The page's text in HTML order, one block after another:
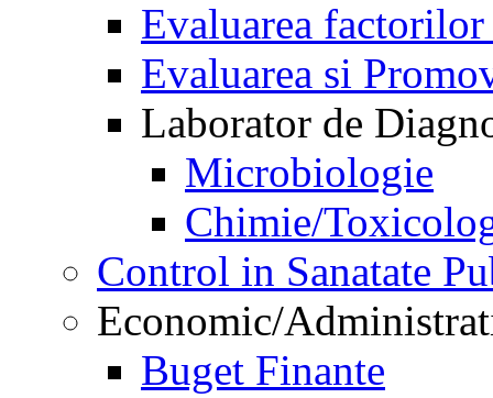
Evaluarea
Evaluarea si
Laborator de
Microbiologie
Chimie/
Control in Sanatate
Economic/
Buget Finante